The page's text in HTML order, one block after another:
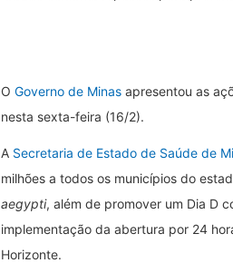
O Governo de Minas apresentou as
nesta sexta-feira (16/2).
A Secretaria de Estado de Saúde de
milhões a todos os municípios do
aegypti, além de promover um Dia D
implementação da abertura por 24
Horizonte.